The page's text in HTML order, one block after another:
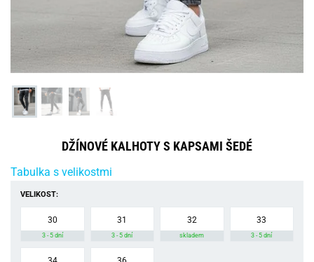
DŽÍNOVÉ KALHOTY S KAPSAMI ŠEDÉ
Tabulka s velikostmi
VELIKOST:
30
3 - 5 dní
31
3 - 5 dní
32
skladem
33
3 - 5 dní